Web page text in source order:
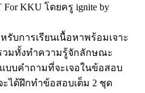
For KKU โดยครู ignite by
บการเรียนเนื้อหาพร้อมเจาะ
วมทั้งทำความรู้จักลักษณะ
บคำถามที่จะเจอในข้อสอบ
ได้ฝึกทำข้อสอบเต็ม 2 ชุด